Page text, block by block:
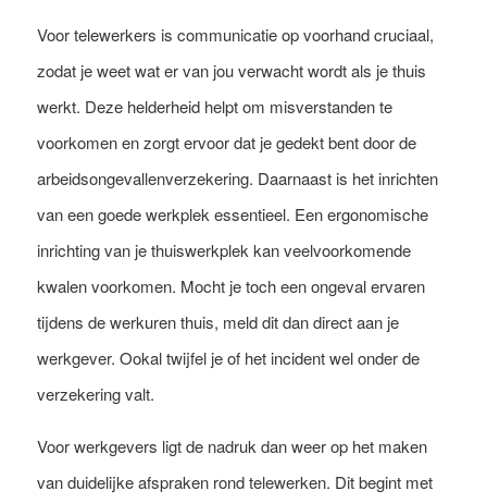
Voor telewerkers is communicatie op voorhand cruciaal,
zodat je weet wat er van jou verwacht wordt als je thuis
werkt. Deze helderheid helpt om misverstanden te
voorkomen en zorgt ervoor dat je gedekt bent door de
arbeidsongevallenverzekering. Daarnaast is het inrichten
van een goede werkplek essentieel. Een ergonomische
inrichting van je thuiswerkplek kan veelvoorkomende
kwalen voorkomen. Mocht je toch een ongeval ervaren
tijdens de werkuren thuis, meld dit dan direct aan je
werkgever. Ookal twijfel je of het incident wel onder de
verzekering valt.
Voor werkgevers ligt de nadruk dan weer op het maken
van duidelijke afspraken rond telewerken. Dit begint met